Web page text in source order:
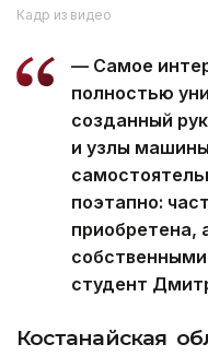
Кадр из видео
— Самое
полностью
созданный
и узлы
поэтапно:
приобретена,
студент
Костанайская